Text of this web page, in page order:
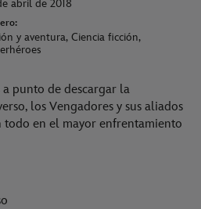
abril de 2018
y aventura, Ciencia ficción,
punto de descargar la
los Vengadores y sus aliados
todo en el mayor enfrentamiento